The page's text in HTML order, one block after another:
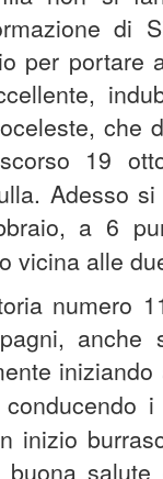
di
per portare
che
19
Adesso
a 6
vicina alle
numero
inizio
buona